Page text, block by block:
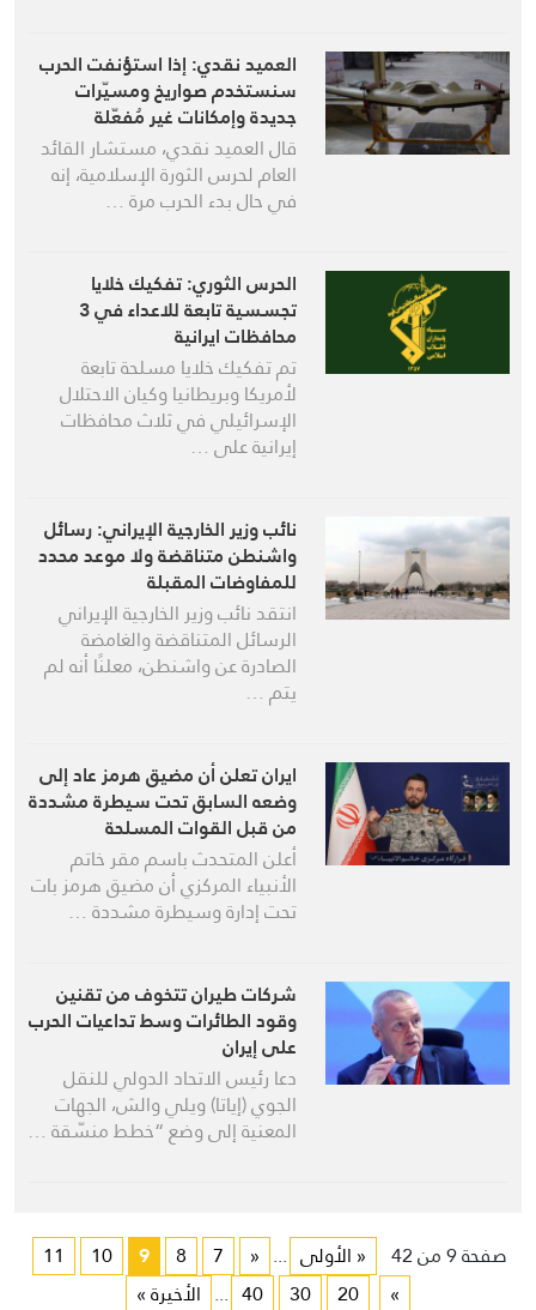
العميد نقدي: إذا استؤنفت الحرب
سنستخدم صواريخ ومسيّرات
جديدة وإمكانات غير مُفعّلة
قال العميد نقدي، مستشار القائد
العام لحرس الثورة الإسلامية، إنه
في حال بدء الحرب مرة …
الحرس الثوري: تفكيك خلايا
تجسسية تابعة للاعداء في 3
محافظات ايرانية
تم تفكيك خلايا مسلحة تابعة
لأمريكا وبريطانيا وكيان الاحتلال
الإسرائيلي في ثلاث محافظات
إيرانية على …
نائب وزير الخارجية الإيراني: رسائل
واشنطن متناقضة ولا موعد محدد
للمفاوضات المقبلة
انتقد نائب وزير الخارجية الإيراني
الرسائل المتناقضة والغامضة
الصادرة عن واشنطن، معلنًا أنه لم
يتم …
ايران تعلن أن مضيق هرمز عاد إلى
وضعه السابق تحت سيطرة مشددة
من قبل القوات المسلحة
أعلن المتحدث باسم مقر خاتم
الأنبياء المركزي أن مضيق هرمز بات
تحت إدارة وسيطرة مشددة …
شركات طيران تتخوف من تقنين
وقود الطائرات وسط تداعيات الحرب
على إيران
دعا رئيس الاتحاد الدولي للنقل
الجوي (إياتا) ويلي والش، الجهات
المعنية إلى وضع “خطط منسّقة …
صفحة 9 من 42 « الأولى ...
«
7
8
9
10
11
»
20
30
40
... الأخيرة »